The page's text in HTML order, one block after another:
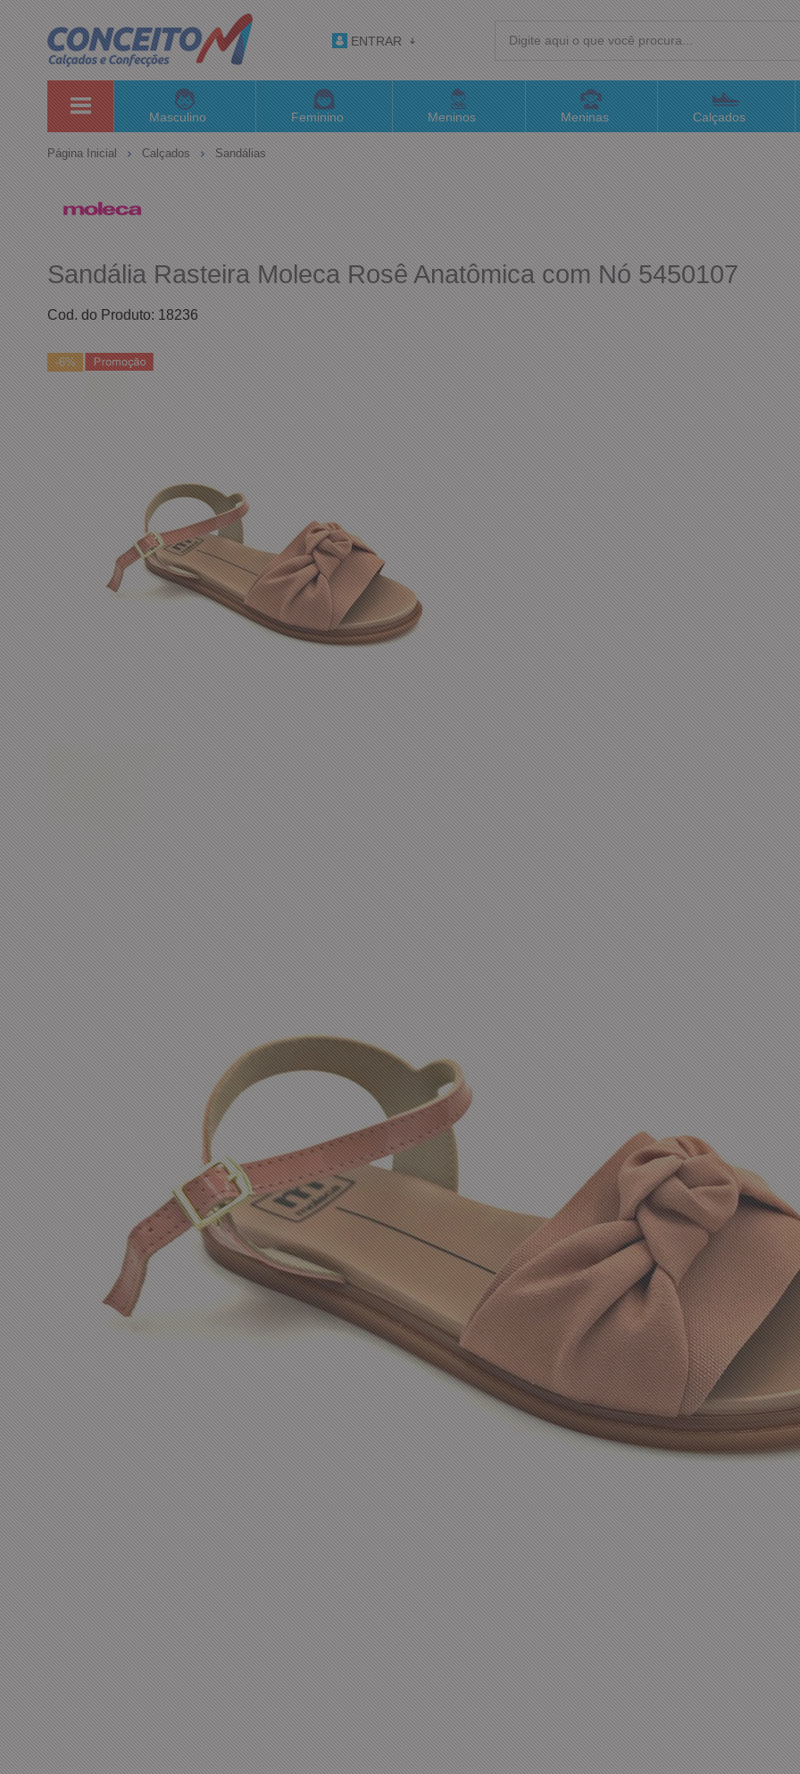
ENTRAR
Masculino Feminino Meninos Meninas Calçados
Página Inicial Calçados Sandálias
Sandália Rasteira Moleca Rosê Anatômica com Nó 5450107
Cod. do Produto: 18236
-6%